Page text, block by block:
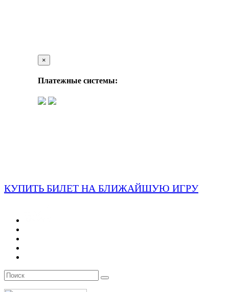
×
Платежные системы:
КУПИТЬ БИЛЕТ НА БЛИЖАЙШУЮ ИГРУ